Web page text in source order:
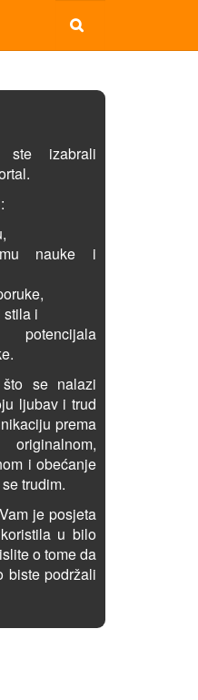
izabrali
nauke i
stila i
se nalazi
ljubav i trud
prema
i obećanje
trudim.
je posjeta
u bilo
o tome da
biste podržali